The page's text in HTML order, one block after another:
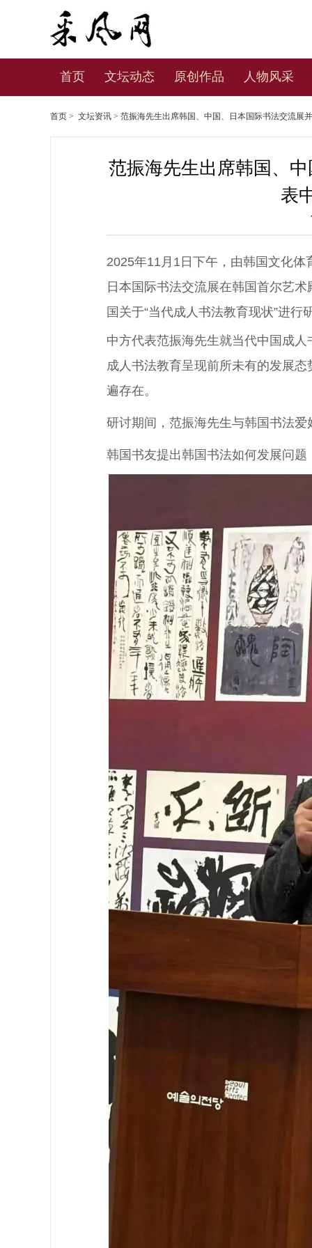
首页 文坛动态 原创作品 人物风采
首页 > 文坛资讯 > 范振海先生出席韩国、中国、日本国际书法交流展
范振海先生出席韩国、
表
2025年11月1日下午，由韩国文化体
日本国际书法交流展在韩国首尔艺
国关于“当代成人书法教育现状”进行
中方代表范振海先生就当代中国成
成人书法教育呈现前所未有的发展
遍存在。
研讨期间，范振海先生与韩国书法爱
韩国书友提出韩国书法如何发展问